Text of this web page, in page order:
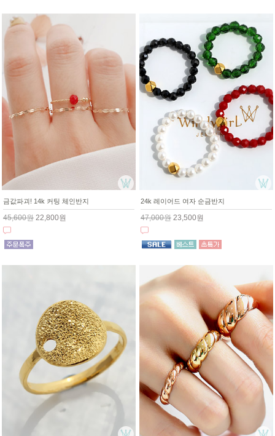
금값파괴! 14k 커팅 체인반지
45,600원 22,800원
24k 레이어드 여자 순금반지
47,000원 23,500원